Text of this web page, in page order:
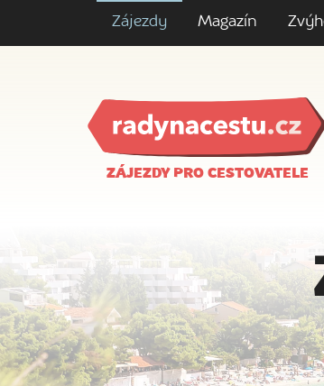
Zájezdy Magazín
ZÁJEZDY PRO CESTOVATELE